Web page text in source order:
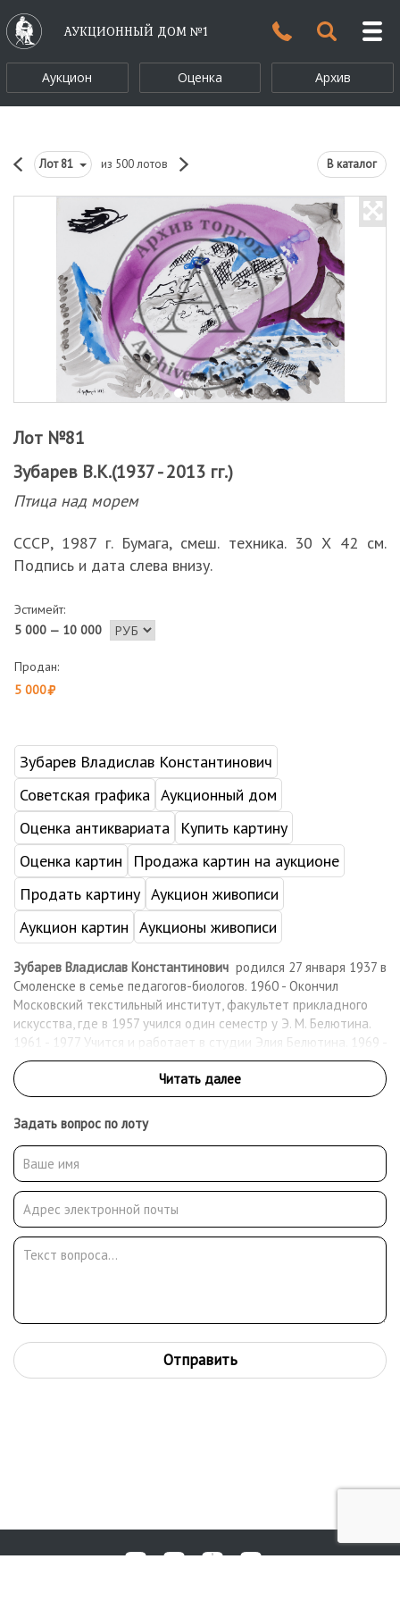
АУКЦИОННЫЙ ДОМ №1
Аукцион Оценка Архив
Лот81 из 500 лотов В каталог
Лот №81
Зубарев В.К.(1937 - 2013 гг.)
Птица над морем
СССР, 1987 г. Бумага, смеш. техника. 30 Х 42 см.
Подпись и дата слева внизу.
Эстимейт:
5 000 — 10 000
Продан:
5 000
Зубарев Владислав Константинович
Советская графика Аукционный дом
Оценка антиквариата
Купить картину
Оценка картин
Продажа картин на аукционе
Продать картину Аукцион живописи
Аукцион картин Аукционы живописи
Зубарев Владислав Константинович родился 27 января 1937 в
Смоленске в семье педагогов-биологов. 1960 - Окончил
Московский текстильный институт, факультет прикладного
искусства, где в 1957 учился один семестр у Э. М. Белютина.
1961 - 1977 Учится и работает в студии Элия Белютина. 1969 -
Персональная выставка (совместно с Люцианом Грибковым)
закрыта силами милиции и госбезопасности. 1978 - 1991
Ведет студию, развивая принципы Студии Э. Белютина. С 1992
- член Международной Федерации Художников. Владислав
Зубарев - поэт и философ искусства, педагог, автор книги
«Темпоральное искусство». Согласно концепции автора,
формообразующим фактором становится время во всех его
направлениях. Необходимо сконцентрировать все
интеллектуальные, духовные и психические силы человека,
только так получится «не вынужденный авангард в искусстве
живописи, а искусство становления духа, искусство новой
духовности».
Задать вопрос по лоту
Отправить